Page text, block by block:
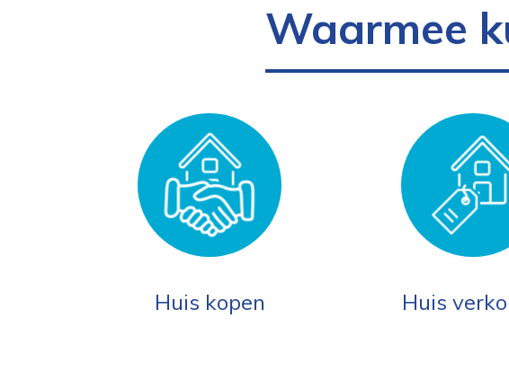
Waarmee
Huis kopen Huis